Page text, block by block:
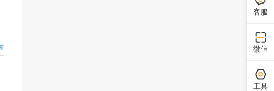
客服
微信
工具